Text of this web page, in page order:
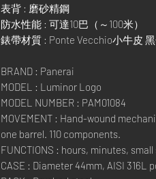
表背 : 磨砂精鋼
防水性能 : 可達10巴（～100米）
錶帶材質 : Ponte Vecchio小牛皮
BRAND : Panerai
MODEL : Luminor Logo
MODEL NUMBER : PAM01084
MOVEMENT : Hand-wound
one barrel. 110 components.
FUNCTIONS : hours, minutes,
CASE : Diameter 44mm, AISI 316L